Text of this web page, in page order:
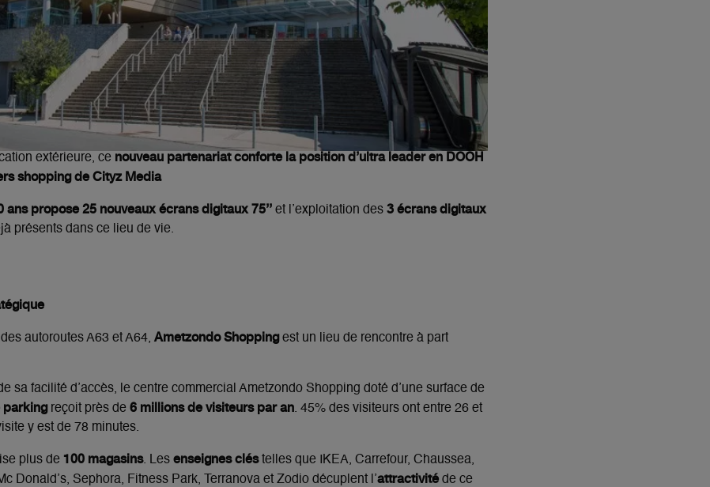
extérieure, ce nouveau partenariat conforte la position d’ultra leader en DOOH
shopping de Cityz Media
ans propose25 nouveaux écrans digitaux 75’’ et l’exploitation des3 écrans digitaux
présents dans ce lieu de vie.
autoroutes A63 et A64,Ametzondo Shopping est un lieu de rencontre à part
sa facilité d’accès, le centre commercial Ametzondo Shopping doté d’une surface de
parking reçoit près de6 millions de visiteurs par an. 45% des visiteurs ont entre 26 et
y est de 78 minutes.
plus de 100 magasins. Lesenseignes cléstelles que
IKEA, Carrefour, Chaussea,
Donald’s, Sephora, Fitness Park, Terranova et Zodiodécuplent l’attractivité de ce